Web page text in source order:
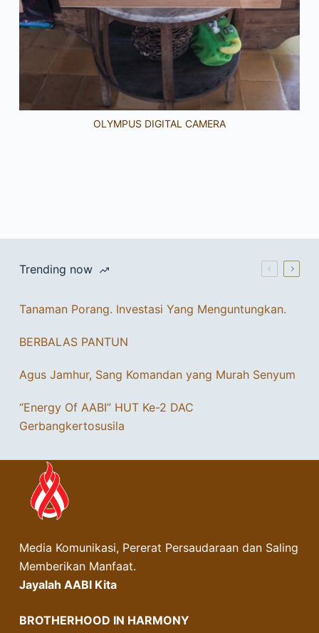
OLYMPUS DIGITAL CAMERA
Trending now
Tanaman Porang. Investasi Yang Menguntungkan.
BERBALAS PANTUN
Agus Jamhur, Sang Komandan yang Murah Senyum
“Energy Of AABI” HUT Ke-2 DAC
Gerbangkertosusila
Media Komunikasi, Pererat Persaudaraan dan Saling
Memberikan Manfaat.
Jayalah AABI Kita
BROTHERHOOD IN HARMONY